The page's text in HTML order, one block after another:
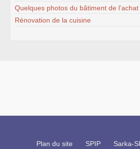
Quelques photos du bâtiment de l’achat
Rénovation de la cuisine
Plan du site SPIP Sarka-